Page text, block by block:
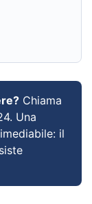
Chiama
Una
il